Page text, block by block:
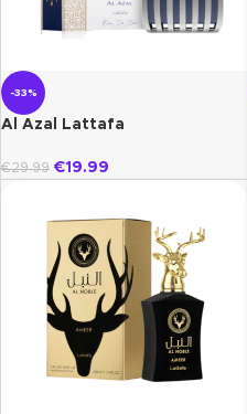
-33%
Al Azal Lattafa
€29.99 €19.99